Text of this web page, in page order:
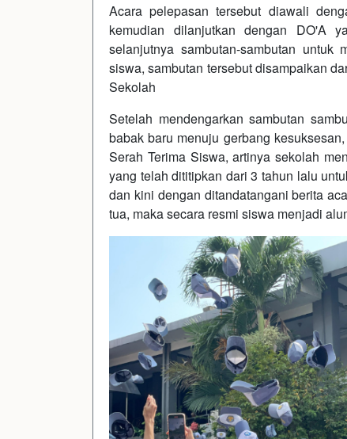
Acara pelepasan tersebut diawali
kemudian dilanjutkan dengan DO'A
selanjutnya sambutan-sambutan
siswa, sambutan tersebut disampaikan
Sekolah
Setelah mendengarkan sambutan
babak baru menuju gerbang
Serah Terima Siswa, artinya sekolah
yang telah dititipkan dari 3 tahun lalu
dan kini dengan ditandatangani berita
tua, maka secara resmi siswa menjadi